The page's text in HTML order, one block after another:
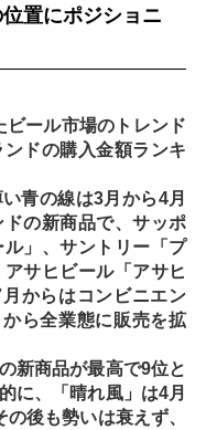
置にポジショニ
ビール市場のトレンド
ドの購入金額ランキ
青の線は3月から4月
の新商品で、サッポ
」、サントリー「プ
サヒビール「アサヒ
からはコンビニエン
ら全業態に販売を拡
新商品が最高で9位と
に、「晴れ風」は4月
後も勢いは衰えず、